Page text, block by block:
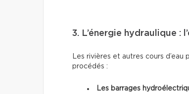
3. L’énergie hydraulique :
Les rivières et autres cours
procédés :
Les barrages